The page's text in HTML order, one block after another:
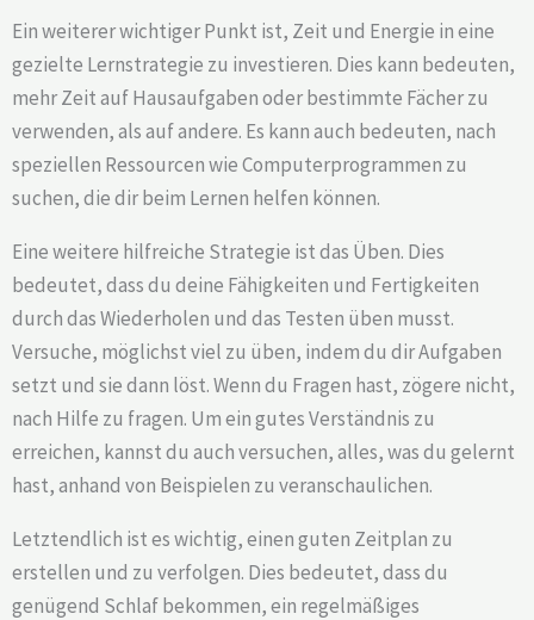
Ein weiterer wichtiger Punkt ist, Zeit und Energie in eine
gezielte Lernstrategie zu investieren. Dies kann bedeuten,
mehr Zeit auf Hausaufgaben oder bestimmte Fächer zu
verwenden, als auf andere. Es kann auch bedeuten, nach
speziellen Ressourcen wie Computerprogrammen zu
suchen, die dir beim Lernen helfen können.
Eine weitere hilfreiche Strategie ist das Üben. Dies
bedeutet, dass du deine Fähigkeiten und Fertigkeiten
durch das Wiederholen und das Testen üben musst.
Versuche, möglichst viel zu üben, indem du dir Aufgaben
setzt und sie dann löst. Wenn du Fragen hast, zögere nicht,
nach Hilfe zu fragen. Um ein gutes Verständnis zu
erreichen, kannst du auch versuchen, alles, was du gelernt
hast, anhand von Beispielen zu veranschaulichen.
Letztendlich ist es wichtig, einen guten Zeitplan zu
erstellen und zu verfolgen. Dies bedeutet, dass du
genügend Schlaf bekommen, ein regelmäßiges